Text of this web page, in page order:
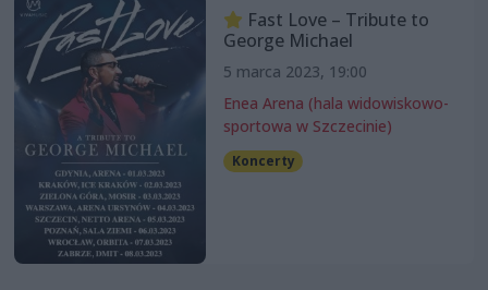
Fast Love – Tribute to
George Michael
5 marca 2023, 19:00
Enea Arena (hala widowiskowo-
sportowa w Szczecinie)
Koncerty